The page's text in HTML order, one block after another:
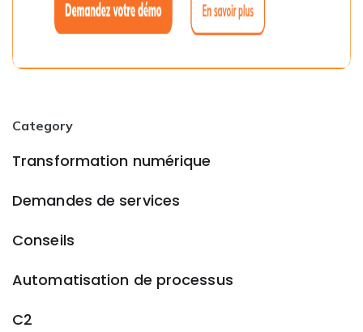
Category
Transformation numérique
Demandes de services
Conseils
Automatisation de processus
C2